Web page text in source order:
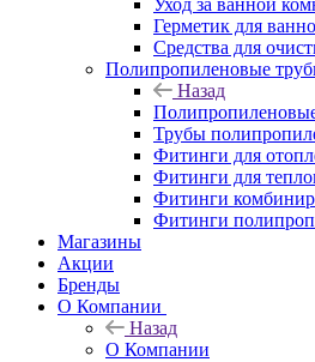
Уход за ванной
Герметик для
Средства для
Полипропиленовые
Назад
Трубы
Фитинги для
Фитинги для
Фитинги
Фитинги
Магазины
Акции
Бренды
О Компании
Назад
О Компании